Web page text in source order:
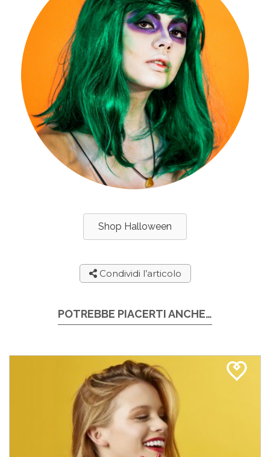
Shop Halloween
Condividi l’articolo
POTREBBE PIACERTI ANCHE…